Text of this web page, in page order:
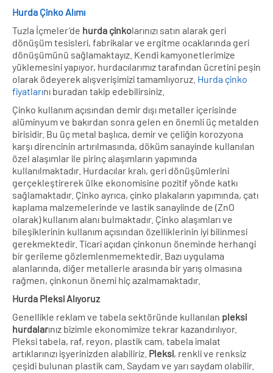
Hurda Çinko Alımı
Tuzla İçmeler’de hurda çinkolarınızı satın alarak geri
dönüşüm tesisleri, fabrikalar ve ergitme ocaklarında geri
dönüşümünü sağlamaktayız. Kendi kamyonetlerimize
yüklemesini yapıyor, hurdacılarımız tarafından ücretini peşin
olarak ödeyerek alışverişimizi tamamlıyoruz. Hurda çinko
fiyatlarını buradan takip edebilirsiniz.
Çinko kullanım açısından demir dışı metaller içerisinde
alüminyum ve bakırdan sonra gelen en önemli üç metalden
birisidir. Bu üç metal başlıca, demir ve çeliğin korozyona
karşı direncinin artırılmasında, döküm sanayinde kullanılan
özel alaşımlar ile pirinç alaşımların yapımında
kullanılmaktadır. Hurdacılar kralı, geri dönüşümlerini
gerçekleştirerek ülke ekonomisine pozitif yönde katkı
sağlamaktadır. Çinko ayrıca, çinko plakaların yapımında, çatı
kaplama malzemelerinde ve lastik sanayiinde de (ZnO
olarak) kullanım alanı bulmaktadır. Çinko alaşımları ve
bileşiklerinin kullanım açısından özelliklerinin iyi bilinmesi
gerekmektedir. Ticari açıdan çinkonun öneminde herhangi
bir gerileme gözlemlenmemektedir. Bazı uygulama
alanlarında, diğer metallerle arasında bir yarış olmasına
rağmen, çinkonun önemi hiç azalmamaktadır.
Hurda Pleksi Alıyoruz
Genellikle reklam ve tabela sektöründe kullanılan pleksi
hurdalarınız bizimle ekonomimize tekrar kazandırılıyor.
Pleksi tabela, raf, reyon, plastik cam, tabela imalat
artıklarınızı işyerinizden alabiliriz. Pleksi, renkli ve renksiz
çeşidi bulunan plastik cam. Saydam ve yarı saydam olabilir.